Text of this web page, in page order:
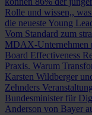
Rolle und wissen,,
die neueste Young
Vom Standard zum
MDAX-Unternehmen
Board Effectiveness
Praxis. Warum
Karsten Wildberger
Zehnders
Bundesminister für
Anderson von Bayer